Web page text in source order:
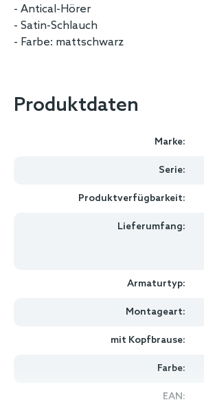
- Antical-Hörer
- Satin-Schlauch
- Farbe: mattschwarz
Produktdaten
Marke:
Serie:
Produktverfügbarkeit:
Lieferumfang:
Armaturtyp:
Montageart:
mit Kopfbrause:
Farbe:
EAN: